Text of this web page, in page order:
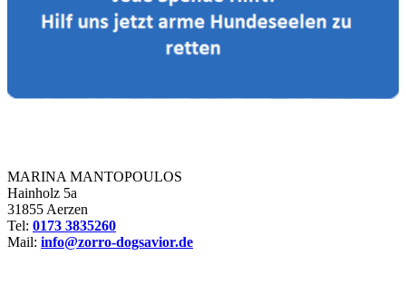
MARINA MANTOPOULOS
Hainholz 5a
31855 Aerzen
Tel: 0173 3835260
Mail: info@zorro-dogsavior.de